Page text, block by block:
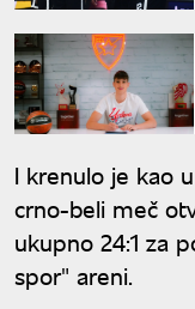
I krenulo je kao
crno-beli meč
ukupno 24:1 za
spor" areni.